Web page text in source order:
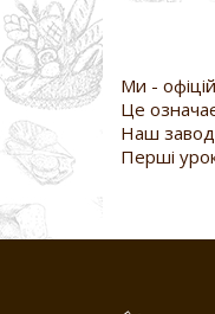
Ми -
Це
Наш завод
Перші